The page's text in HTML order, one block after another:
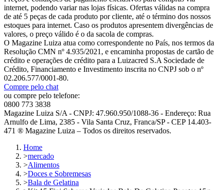
internet, podendo variar nas lojas físicas. Ofertas válidas na compra
de até 5 peças de cada produto por cliente, até o término dos nossos
estoques para internet. Caso os produtos apresentem divergências de
valores, o preço válido é o da sacola de compras.
O Magazine Luiza atua como correspondente no País, nos termos da
Resolução CMN nº 4.935/2021, e encaminha propostas de cartão de
crédito e operações de crédito para a Luizacred S.A Sociedade de
Crédito, Financiamento e Investimento inscrita no CNPJ sob o nº
02.206.577/0001-80.
Compre pelo chat
ou compre pelo telefone:
0800 773 3838
Magazine Luiza S/A - CNPJ: 47.960.950/1088-36 - Endereço: Rua
Arnulfo de Lima, 2385 - Vila Santa Cruz, Franca/SP - CEP 14.403-
471 ® Magazine Luiza – Todos os direitos reservados.
Home
>mercado
>Alimentos
>Doces e Sobremesas
>Bala de Gelatina